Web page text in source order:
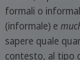
formali o
(informale) e
sapere quale
contesto, al tipo